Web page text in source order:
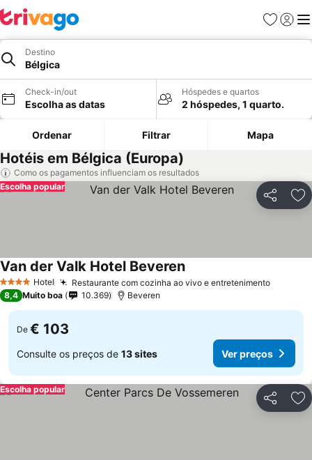
Favoritos
Iniciar
Destino
Bélgica
Check-in/out
Escolha as datas
Hóspedes e quartos
2 hóspedes, 1 quarto.
Ordenar Filtrar Mapa
Hotéis em Bélgica (Europa)
Como os pagamentos influenciam os resultados
Partilhar
Escolha popular
4 EstrelasHotel Restaurante com cozinha ao vivo e entretenimento
Van der Valk Hotel Beveren
8,4 Muito boa 10.369 Beveren
De € 103
Consulte os preços de 13 sites Ver preços
Partilhar
Escolha popular